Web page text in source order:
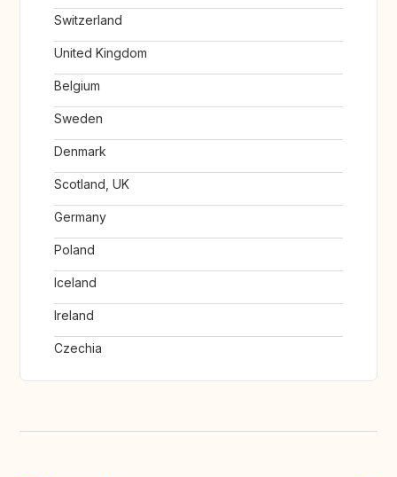
Switzerland
United Kingdom
Belgium
Sweden
Denmark
Scotland, UK
Germany
Poland
Iceland
Ireland
Czechia